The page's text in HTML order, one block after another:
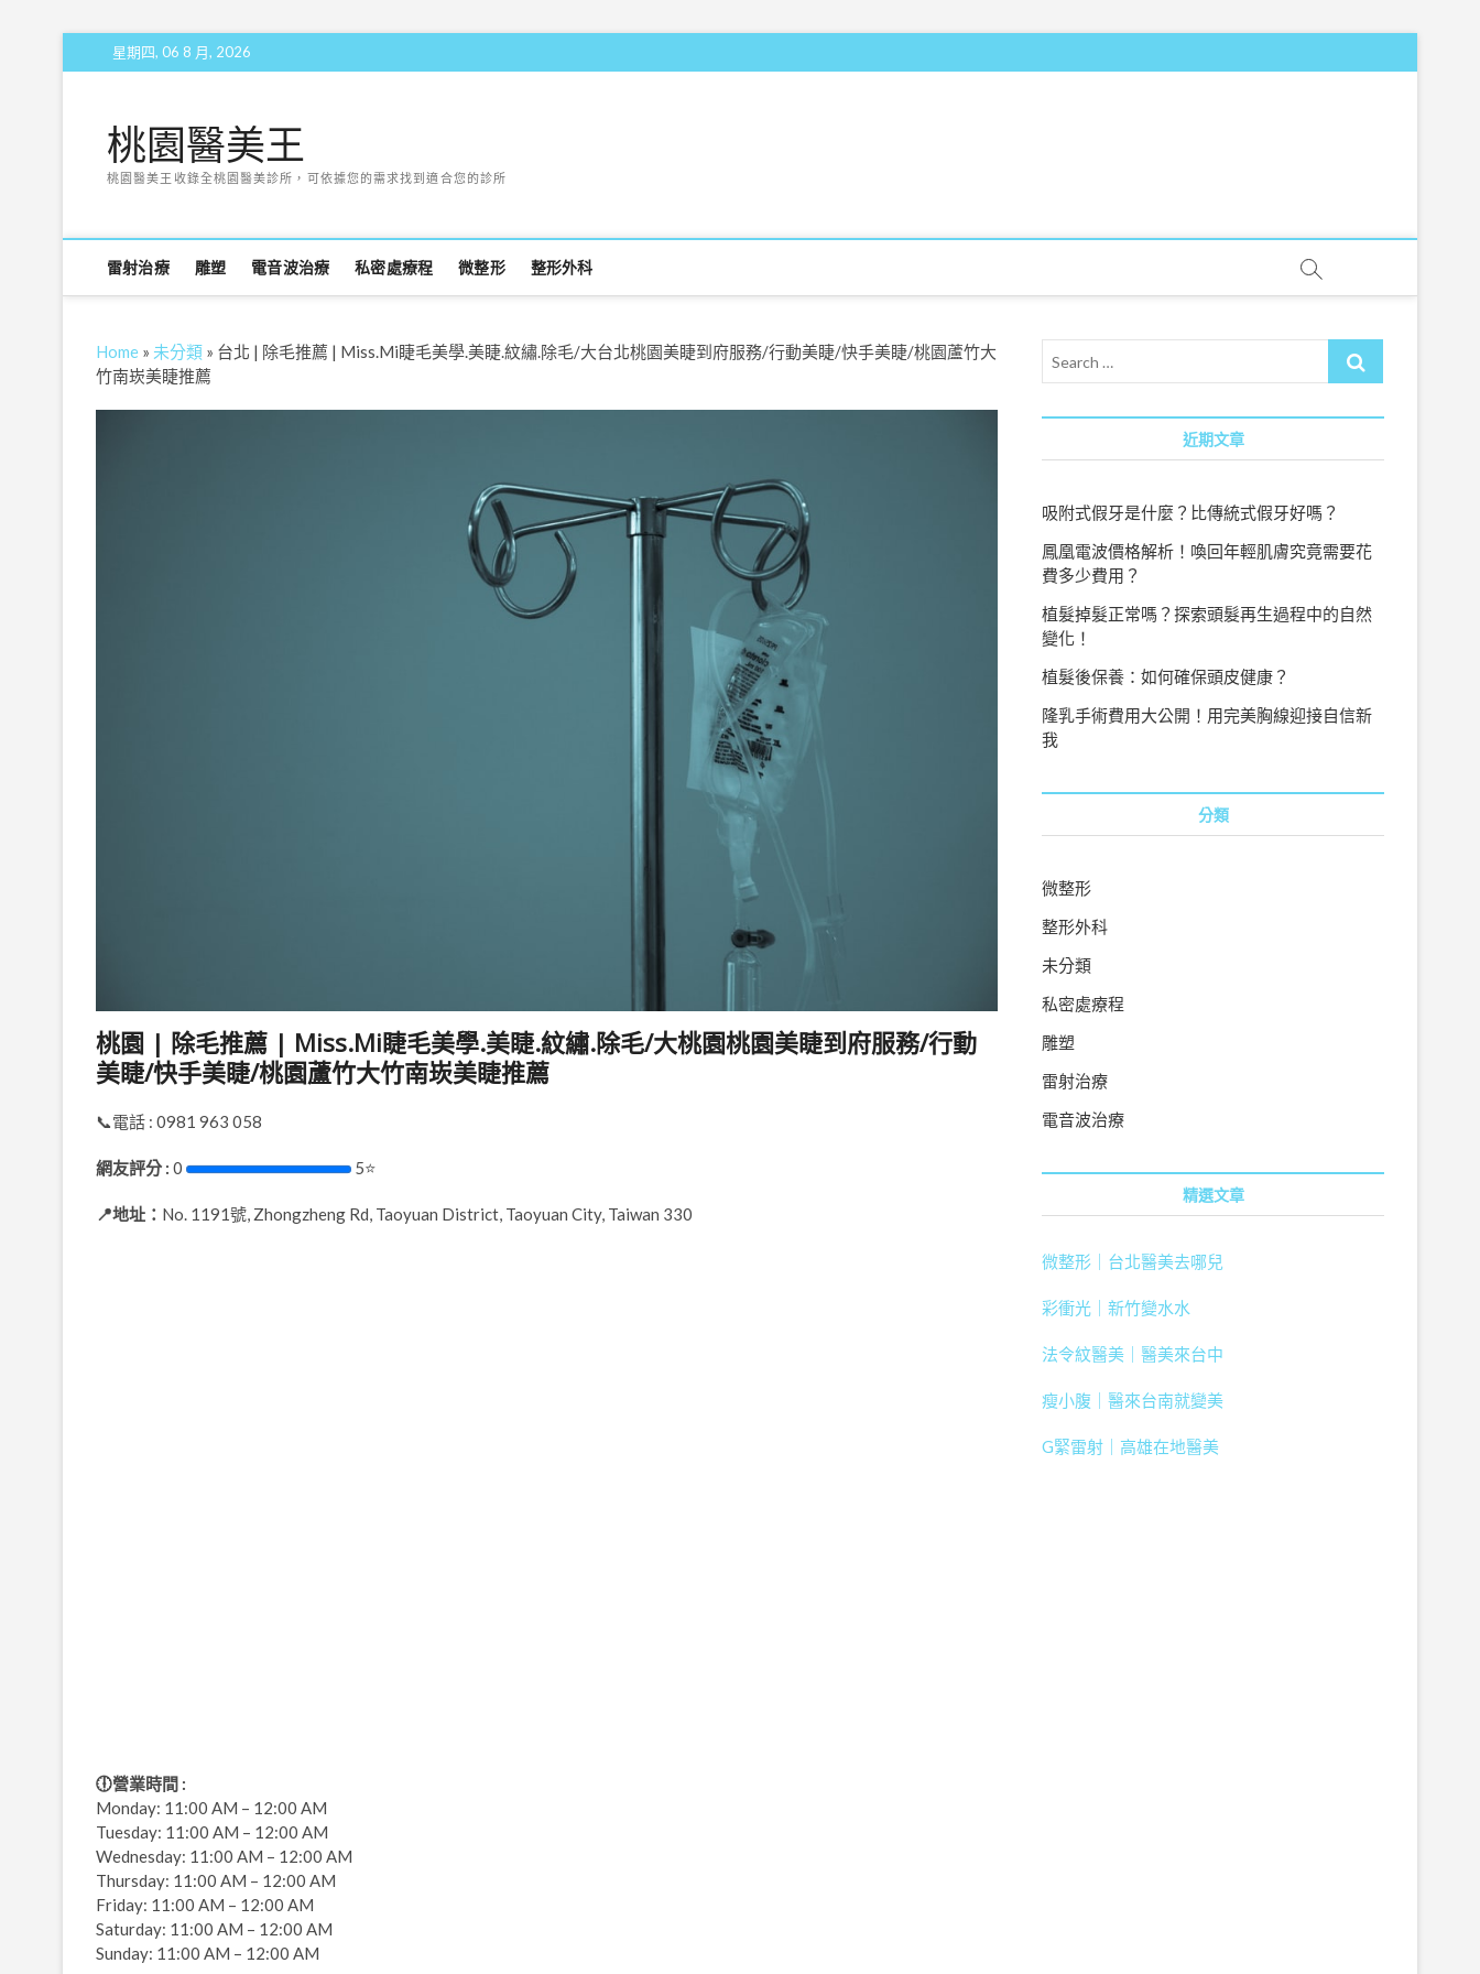
to
星期四, 06 8 月, 2026
桃園醫美王
桃園醫美王收錄全桃園醫美診所，可依據您的需求找到適合您的診所
雷射治療 雕塑 電音波治療 私密處療程 微整形 整形外科
Home » 未分類 » 台北 | 除毛推薦 | Miss.Mi睫毛美學.美睫.紋繡.除毛/大台北桃園美睫到府服務/行動美睫/快手美睫/桃園蘆竹大
竹南崁美睫推薦
桃園 | 除毛推薦 | Miss.Mi睫毛美學.美睫.紋繡.除毛/大桃園桃園美睫到府服務/行動
美睫/快手美睫/桃園蘆竹大竹南崁美睫推薦
📞電話 : 0981 963 058
網友評分 : 0 5⭐
📍地址： No. 1191號, Zhongzheng Rd, Taoyuan District, Taoyuan City, Taiwan 330
🕕營業時間 :
Monday: 11:00 AM – 12:00 AM
Tuesday: 11:00 AM – 12:00 AM
Wednesday: 11:00 AM – 12:00 AM
Thursday: 11:00 AM – 12:00 AM
Friday: 11:00 AM – 12:00 AM
Saturday: 11:00 AM – 12:00 AM
Sunday: 11:00 AM – 12:00 AM
Search
近期文章
吸附式假牙是什麼？比傳統式假牙好嗎？
鳳凰電波價格解析！喚回年輕肌膚究竟需要花
費多少費用？
植髮掉髮正常嗎？探索頭髮再生過程中的自然
變化！
植髮後保養：如何確保頭皮健康？
隆乳手術費用大公開！用完美胸線迎接自信新
我
分類
微整形
整形外科
未分類
私密處療程
雕塑
雷射治療
電音波治療
精選文章
微整形｜台北醫美去哪兒
彩衝光｜新竹變水水
法令紋醫美｜醫美來台中
瘦小腹｜醫來台南就變美
G緊雷射｜高雄在地醫美